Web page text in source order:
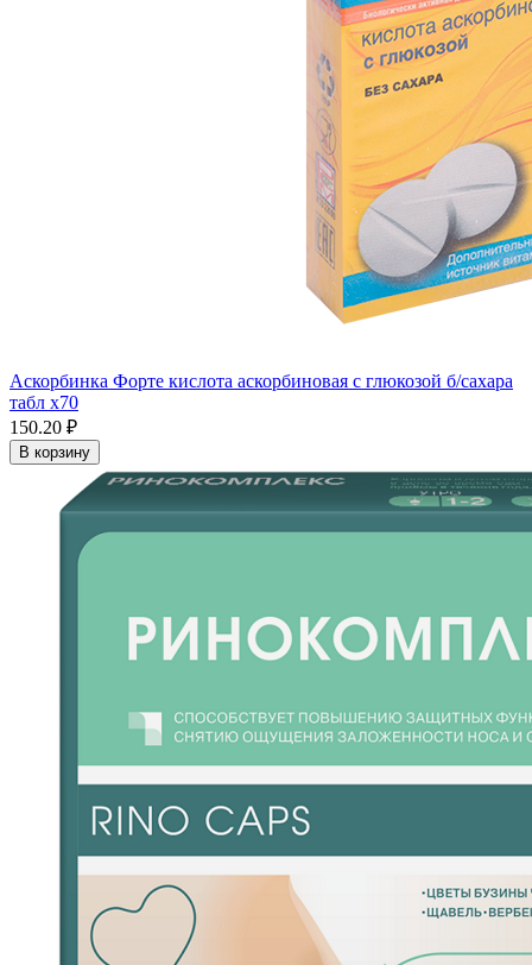
Аскорбинка Форте кислота аскорбиновая с глюкозой б/сахара
табл x70
150.20 ₽
В корзину